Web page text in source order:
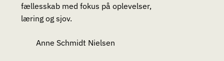
fællesskab med fokus på oplevelser,
læring og sjov.
Anne Schmidt Nielsen